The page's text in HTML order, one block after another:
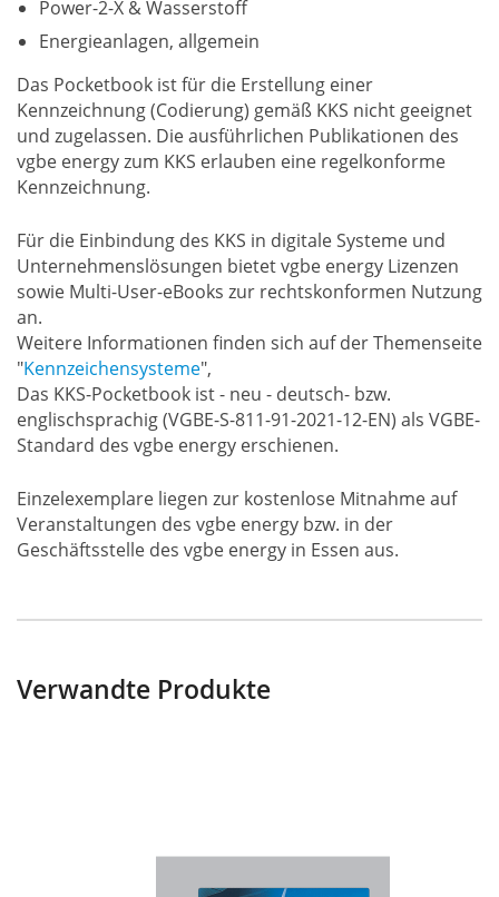
Power-2-X & Wasserstoff
Energieanlagen, allgemein
Das Pocketbook ist für die Erstellung einer
Kennzeichnung (Codierung) gemäß KKS nicht geeignet
und zugelassen. Die ausführlichen Publikationen des
vgbe energy zum KKS erlauben eine regelkonforme
Kennzeichnung.
Für die Einbindung des KKS in digitale Systeme und
Unternehmenslösungen bietet vgbe energy Lizenzen
sowie Multi-User-eBooks zur rechtskonformen Nutzung
an.
Weitere Informationen finden sich auf der Themenseite
"Kennzeichensysteme",
Das KKS-Pocketbook ist - neu - deutsch- bzw.
englischsprachig (VGBE-S-811-91-2021-12-EN) als VGBE-
Standard des vgbe energy erschienen.
Einzelexemplare liegen zur kostenlose Mitnahme auf
Veranstaltungen des vgbe energy bzw. in der
Geschäftsstelle des vgbe energy in Essen aus.
Verwandte Produkte